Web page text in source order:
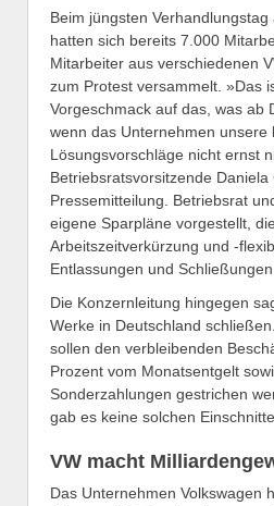
Beim jüngsten
hatten sich bereits 7.000
Mitarbeiter aus verschiedenen
zum Protest versammelt. »Das
Vorgeschmack auf das, was ab
wenn das Unternehmen unsere
Lösungsvorschläge nicht ernst
Betriebsratsvorsitzende
Pressemitteilung. Betriebsrat
eigene Sparpläne vorgestellt,
Arbeitszeitverkürzung und -
Entlassungen und
Die Konzernleitung hingegen
Werke in Deutschland
sollen den verbleibenden
Prozent vom Monatsentgelt
Sonderzahlungen gestrichen
gab es keine solchen
VW macht
Das Unternehmen Volkswagen